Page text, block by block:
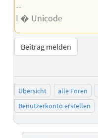
--
I � Unicode
Beitrag melden
Übersicht alle Foren
Benutzerkonto erstellen